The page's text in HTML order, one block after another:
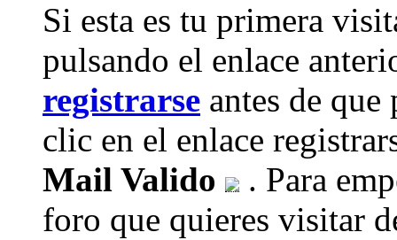
Si esta es tu primera
pulsando el enlace
registrarse antes de que
clic en el enlace
Mail Valido
. Para
foro que quieres visitar